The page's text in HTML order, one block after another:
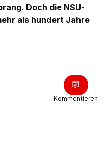
Doch die NSU-
als hundert Jahre
Kommentieren